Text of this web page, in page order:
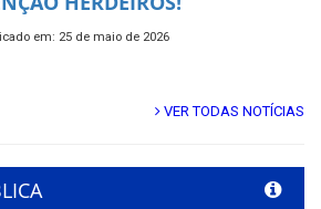
em: 25 de maio de 2026
VER TODAS NOTÍCIAS